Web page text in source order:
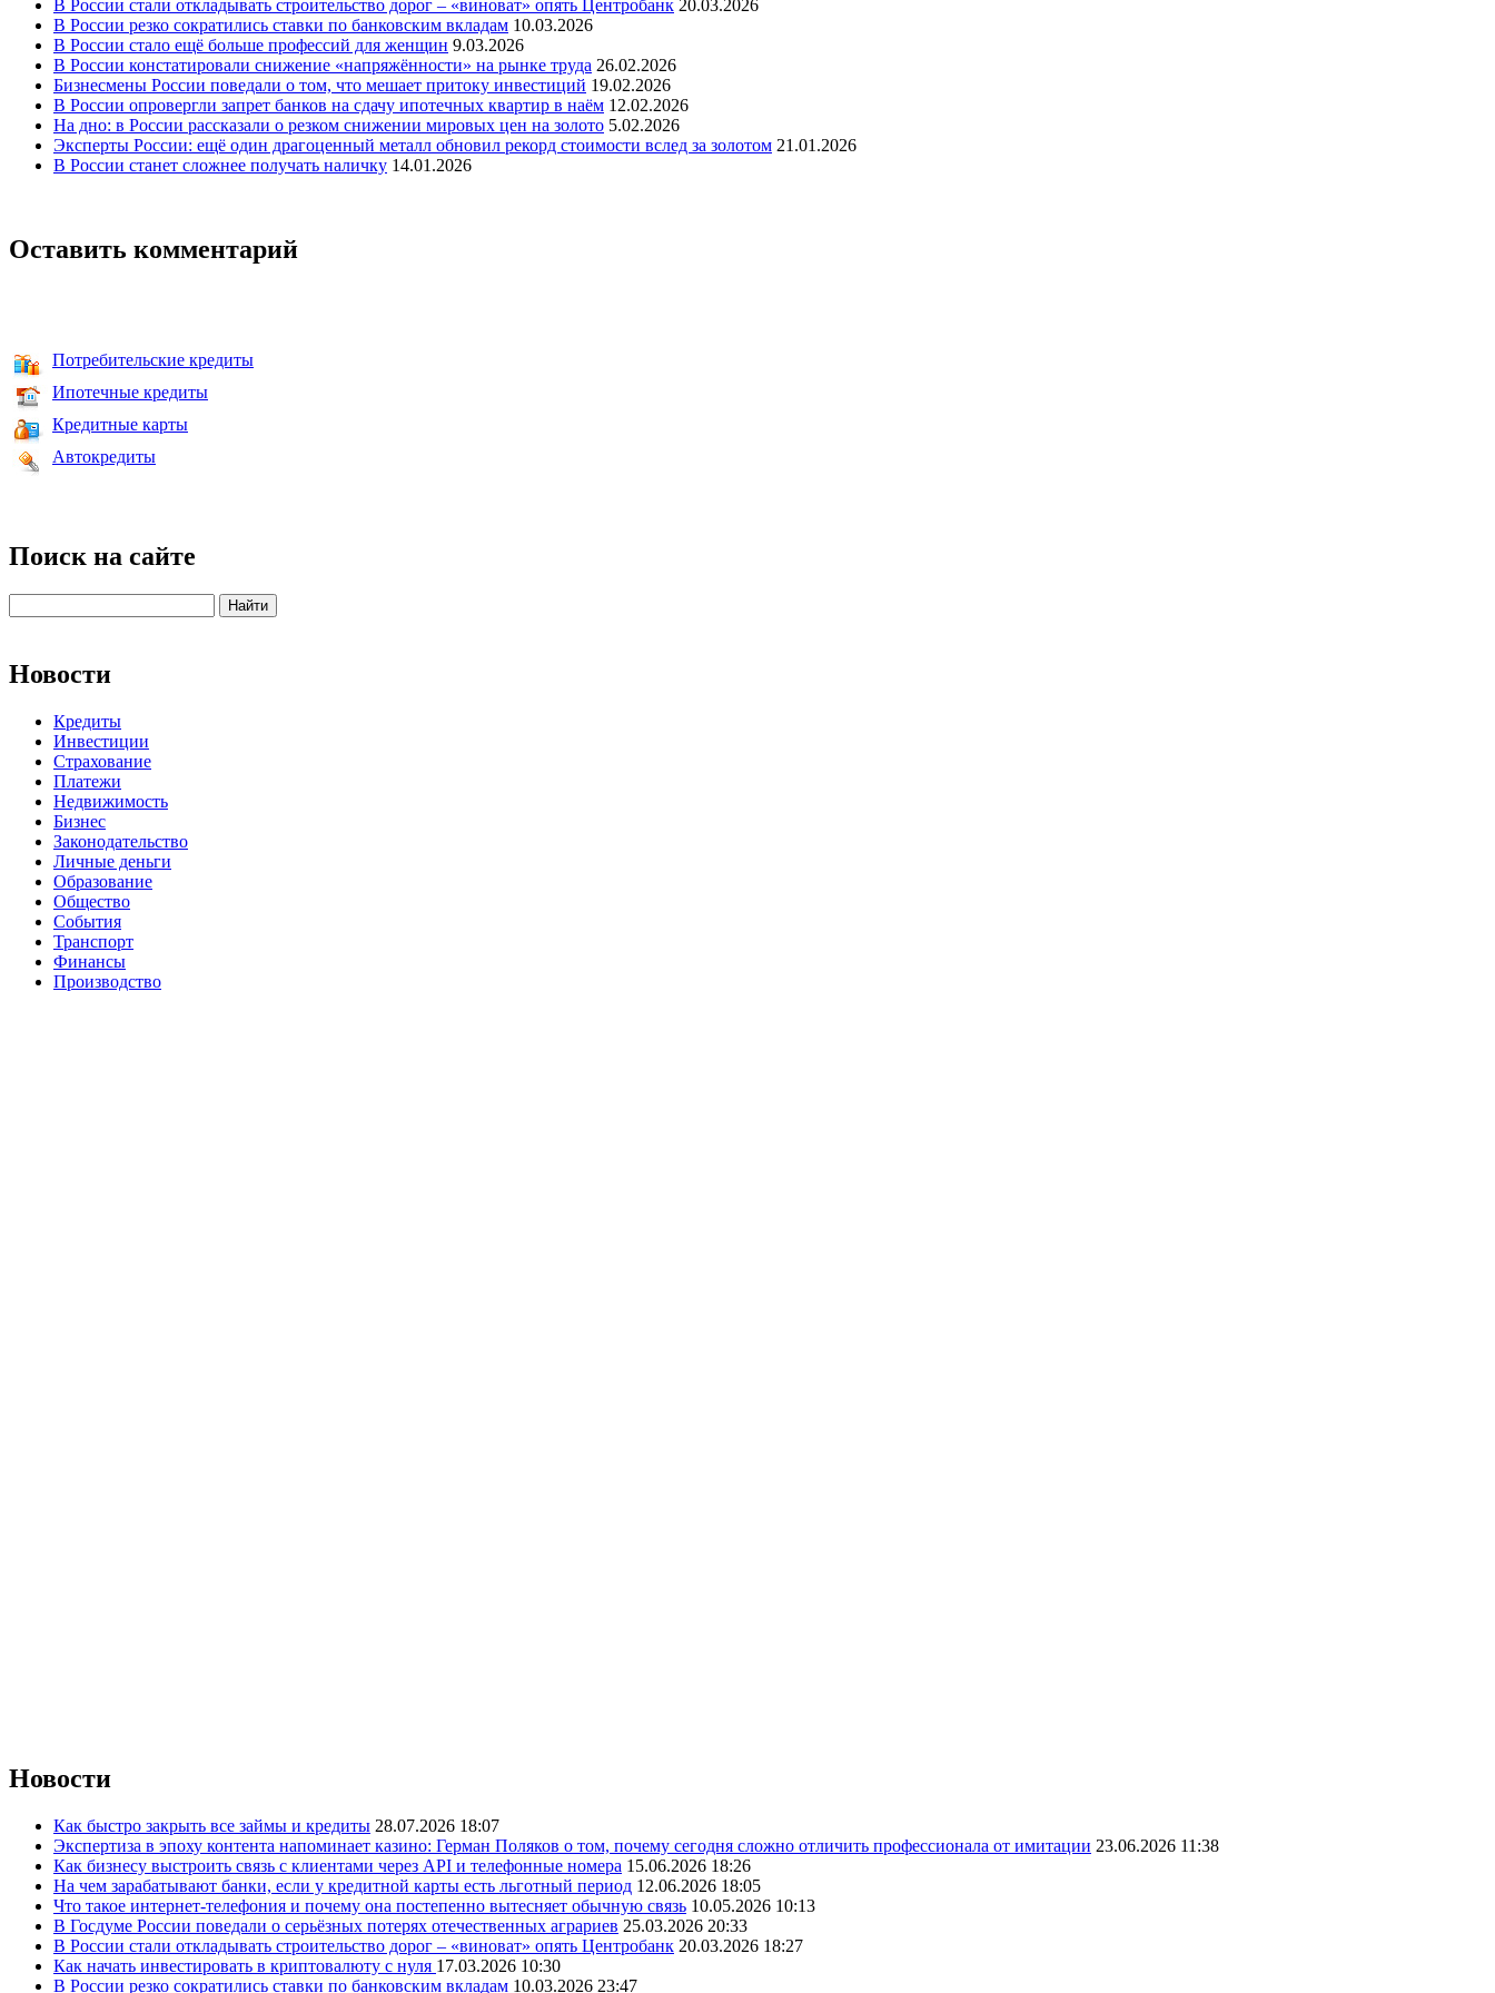
В России стали откладывать строительство дорог – «виноват» опять Центробанк 20.03.2026
В России резко сократились ставки по банковским вкладам 10.03.2026
В России стало ещё больше профессий для женщин 9.03.2026
В России констатировали снижение «напряжённости» на рынке труда 26.02.2026
Бизнесмены России поведали о том, что мешает притоку инвестиций 19.02.2026
В России опровергли запрет банков на сдачу ипотечных квартир в наём 12.02.2026
На дно: в России рассказали о резком снижении мировых цен на золото 5.02.2026
Эксперты России: ещё один драгоценный металл обновил рекорд стоимости вслед за золотом 21.01.2026
В России станет сложнее получать наличку 14.01.2026
Оставить комментарий
Потребительские кредиты
Ипотечные кредиты
Кредитные карты
Автокредиты
Поиск на сайте
Новости
Кредиты
Инвестиции
Страхование
Платежи
Недвижимость
Бизнес
Законодательство
Личные деньги
Образование
Общество
События
Транспорт
Финансы
Производство
Новости
Как быстро закрыть все займы и кредиты 28.07.2026 18:07
Экспертиза в эпоху контента напоминает казино: Герман Поляков о том, почему сегодня сложно отличить профессионала от имитации 23.06.2026 11:38
Как бизнесу выстроить связь с клиентами через API и телефонные номера 15.06.2026 18:26
На чем зарабатывают банки, если у кредитной карты есть льготный период 12.06.2026 18:05
Что такое интернет-телефония и почему она постепенно вытесняет обычную связь 10.05.2026 10:13
В Госдуме России поведали о серьёзных потерях отечественных аграриев 25.03.2026 20:33
В России стали откладывать строительство дорог – «виноват» опять Центробанк 20.03.2026 18:27
Как начать инвестировать в криптовалюту с нуля 17.03.2026 10:30
В России резко сократились ставки по банковским вкладам 10.03.2026 23:47